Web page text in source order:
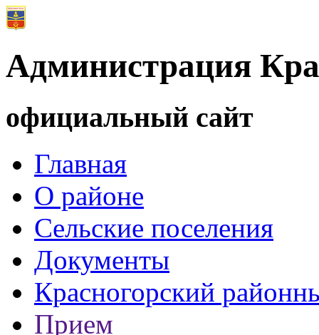
Администрация
официальный сайт
Главная
О районе
Сельские поселения
Документы
Красногорский
Прием